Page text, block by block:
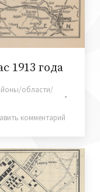
1913 года
области/
комментарий